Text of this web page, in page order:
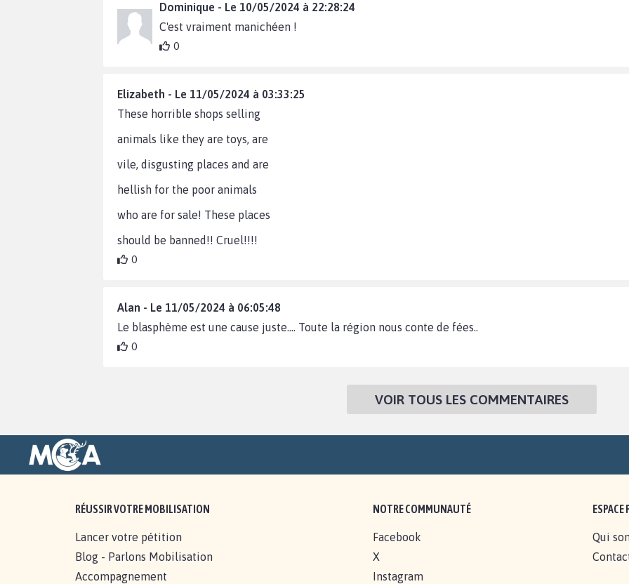
Dominique - Le 10/05/2024 à 22:28:24
C'est vraiment manichéen !
0
Elizabeth - Le 11/05/2024 à 03:33:25
These horrible shops selling
animals like they are toys, are
vile, disgusting places and are
hellish for the poor animals
who are for sale! These places
should be banned!! Cruel!!!!
0
Alan - Le 11/05/2024 à 06:05:48
Le blasphème est une cause juste.... Toute la région nous conte de fées..
0
VOIR TOUS LES COMMENTAIRES
RÉUSSIR VOTRE MOBILISATION
Lancer votre pétition
Blog - Parlons Mobilisation
Accompagnement
NOTRE COMMUNAUTÉ
Facebook
X
Instagram
ESPACE
Qui